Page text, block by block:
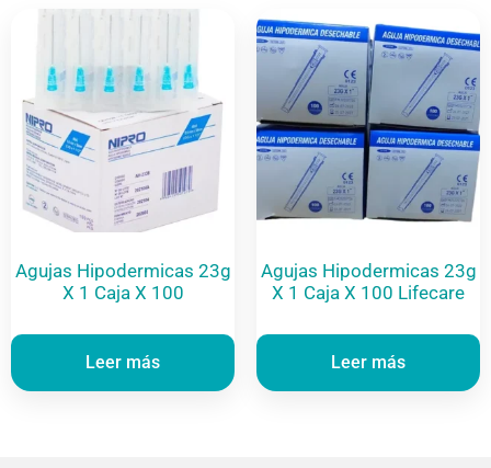
Agujas Hipodermicas 23g
X 1 Caja X 100
Leer más
Agujas Hipodermicas 23g
X 1 Caja X 100 Lifecare
Leer más